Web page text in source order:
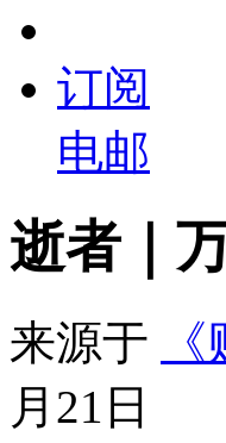
订阅
电邮
逝者｜
来源于
月21日